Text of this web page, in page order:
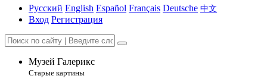
Русский English Español Français Deutsche 中文
Вход Регистрация
Музей Галерикс
Старые картины